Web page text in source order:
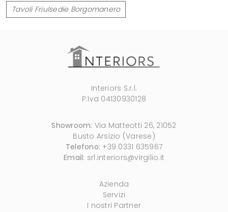
Tavoli Friulsedie Borgomanero
Interiors S.r.l.
P.Iva 04130930128
Showroom: Via Matteotti 26, 21052
Busto Arsizio (Varese)
Telefono: +39 0331 635967
Email: srl.interiors@virgilio.it
Azienda
Servizi
I nostri Partner